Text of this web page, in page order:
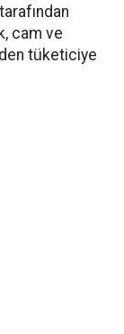
cam ve
tüketiciye